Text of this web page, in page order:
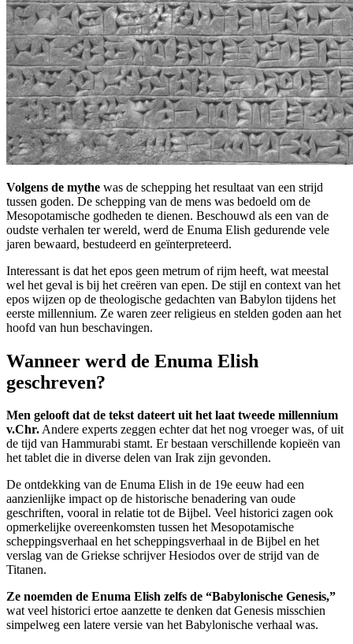
Volgens de mythe was de schepping het resultaat van een strijd
tussen goden. De schepping van de mens was bedoeld om de
Mesopotamische godheden te dienen. Beschouwd als een van de
oudste verhalen ter wereld, werd de Enuma Elish gedurende vele
jaren bewaard, bestudeerd en geïnterpreteerd.
Interessant is dat het epos geen metrum of rijm heeft, wat meestal
wel het geval is bij het creëren van epen. De stijl en context van het
epos wijzen op de theologische gedachten van Babylon tijdens het
eerste millennium. Ze waren zeer religieus en stelden goden aan het
hoofd van hun beschavingen.
Wanneer werd de Enuma Elish
geschreven?
Men gelooft dat de tekst dateert uit het laat tweede millennium
v.Chr.Andere experts zeggen echter dat het nog vroeger was, of uit
de tijd van Hammurabi stamt. Er bestaan verschillende kopieën van
het tablet die in diverse delen van Irak zijn gevonden.
De ontdekking van de Enuma Elish in de 19e eeuw had een
aanzienlijke impact op de historische benadering van oude
geschriften, vooral in relatie tot de Bijbel. Veel historici zagen ook
opmerkelijke overeenkomsten tussen het Mesopotamische
scheppingsverhaal en het scheppingsverhaal in de Bijbel en het
verslag van de Griekse schrijver Hesiodos over de strijd van de
Titanen.
Ze noemden de Enuma Elish zelfs de “Babylonische Genesis,”
wat veel historici ertoe aanzette te denken dat Genesis misschien
simpelweg een latere versie van het Babylonische verhaal was.